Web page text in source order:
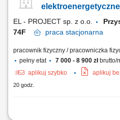
rejestracji czasu pracy przez
EL - PROJECT sp. z o.o.
74F
praca stacjonarna
pracownik fizyczny / pracowniczka
pełny etat
7 000 - 8 900 złbrutto/
aplikuj szybko
aplikuj
20 godz.